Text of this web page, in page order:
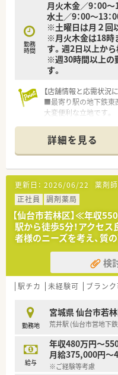
勤務
時間
月火木金／9：00～
水土／9：00～13：
※土曜日は月２回
※月火木金は18時
す。週2日以上から
※週30時間以上の
す。
【店舗情報と応需状況
■最寄り駅の地下鉄東
大変便利な立地です。
の処方箋を受け付けて
■薬剤師は常勤4名、
体制で業務を行ってい
【募集背景と求める人
■今回は今後の体制強
してご活躍いただける
■患者様や医師と良好
ン能力と人間性を重視
■報告・連絡・相談を
誠実に対応できる方を
【法人特徴について】
■宮城県と岩手県で地
医療の発展に貢献して
な事業で地域を支えて
■今後2～3年で15店
企業で働くことができ
詳細を見る
更新日： 2026/06/22 薬剤
正社員
調剤薬局
【仙台市若林区】≪年収
駅から徒歩5分！アクセ
者様のニーズを考え、質
検
駅チカ 未経験可 ブラン
勤務地
宮城県 仙台市若
荒井駅 (仙台市営地下
給与
年収480万円～
月給375,000円～
※ご経験等考慮